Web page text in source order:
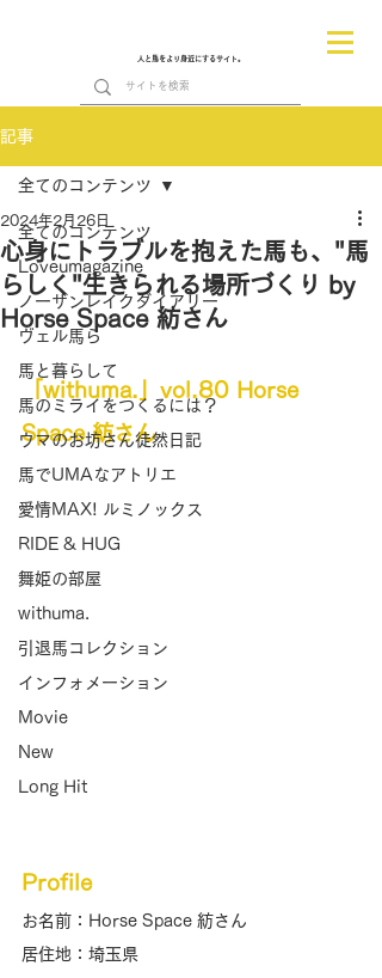
人と馬をより身近にするサイト。
記事
全てのコンテンツ
Loveumagazine
ノーザンレイクダイアリー
ヴェル馬ら
馬と暮らして
馬のミライをつくるには？
ウマのお坊さん徒然日記
馬でUMAなアトリエ
愛情MAX! ルミノックス
RIDE & HUG
舞姫の部屋
withuma.
引退馬コレクション
インフォメーション
Movie
New
Long Hit
全てのコンテンツ
心身にトラブルを抱えた馬も、"馬
らしく"生きられる場所づくり by
Horse Space 紡さん
2024年2月26日
「withuma.」vol.80 Horse
Space 紡さん
Profile
お名前：Horse Space 紡さん
居住地：埼玉県